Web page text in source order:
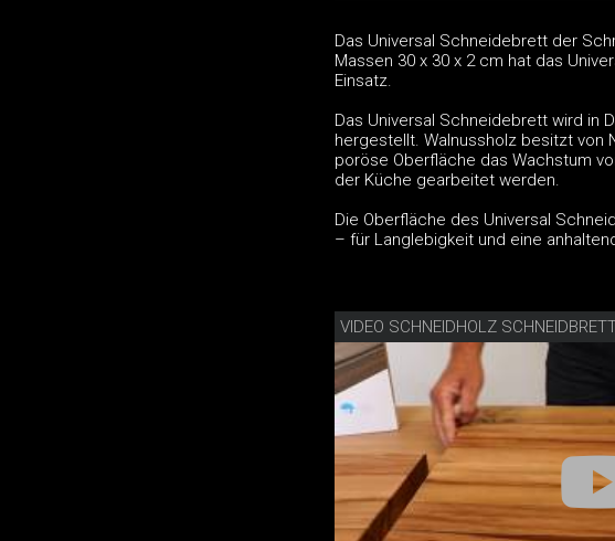
Das Universal Schneidebrett der
Massen 30 x 30 x 2 cm hat das
Einsatz.
Das Universal Schneidebrett wird in
hergestellt. Walnussholz besitzt von
poröse Oberfläche das Wachstum
der Küche gearbeitet werden.
Die Oberfläche des Universal
– für Langlebigkeit und eine
VIDEO SCHNEIDHOLZ